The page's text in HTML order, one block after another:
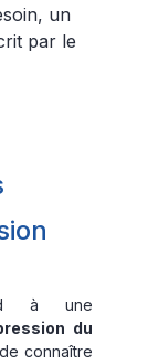
un
par le
à une
du
connaître